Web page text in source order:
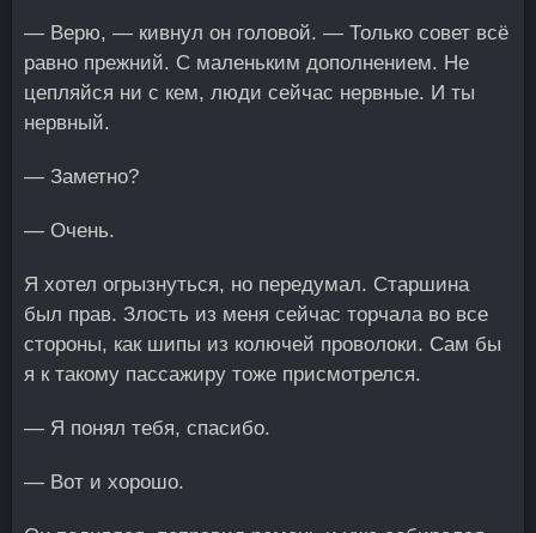
— Верю, — кивнул он головой. — Только совет всё
равно прежний. С маленьким дополнением. Не
цепляйся ни с кем, люди сейчас нервные. И ты
нервный.
— Заметно?
— Очень.
Я хотел огрызнуться, но передумал. Старшина
был прав. Злость из меня сейчас торчала во все
стороны, как шипы из колючей проволоки. Сам бы
я к такому пассажиру тоже присмотрелся.
— Я понял тебя, спасибо.
— Вот и хорошо.